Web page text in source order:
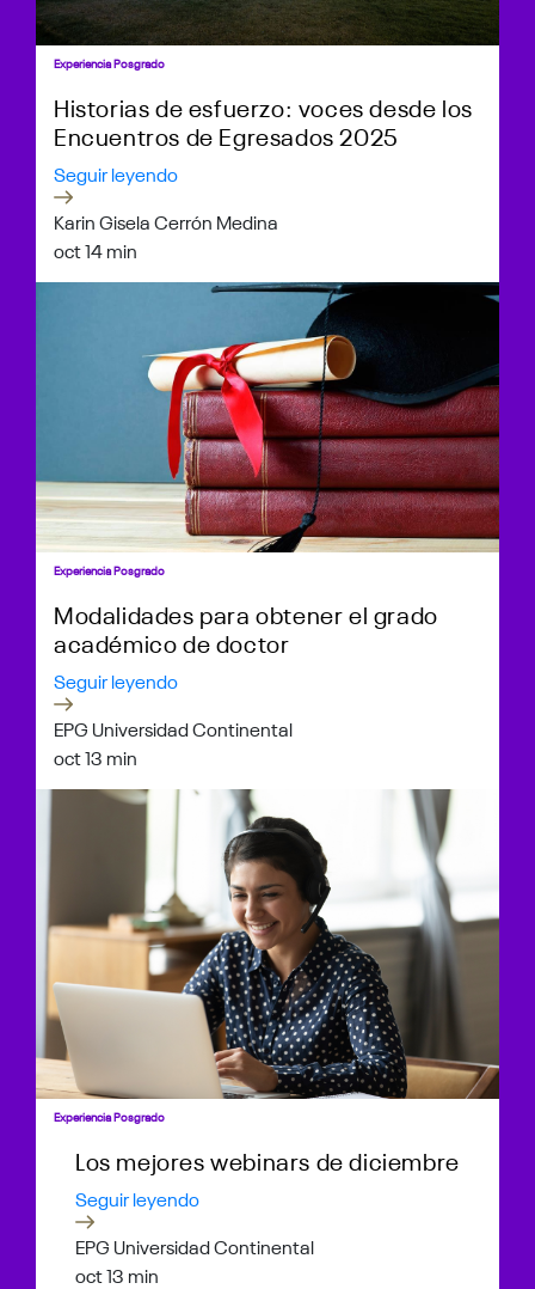
Experiencia Posgrado
Historias de esfuerzo: voces desde los
Encuentros de Egresados 2025
Seguir leyendo
Karin Gisela Cerrón Medina
oct 14 min
Experiencia Posgrado
Modalidades para obtener el grado
académico de doctor
Seguir leyendo
EPG Universidad Continental
oct 13 min
Experiencia Posgrado
Los mejores webinars de diciembre
Seguir leyendo
EPG Universidad Continental
oct 13 min